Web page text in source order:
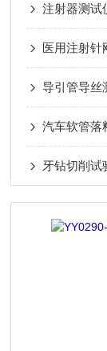
注射器测
医用注射针
导引管导丝
汽车软管落
牙钻切削试